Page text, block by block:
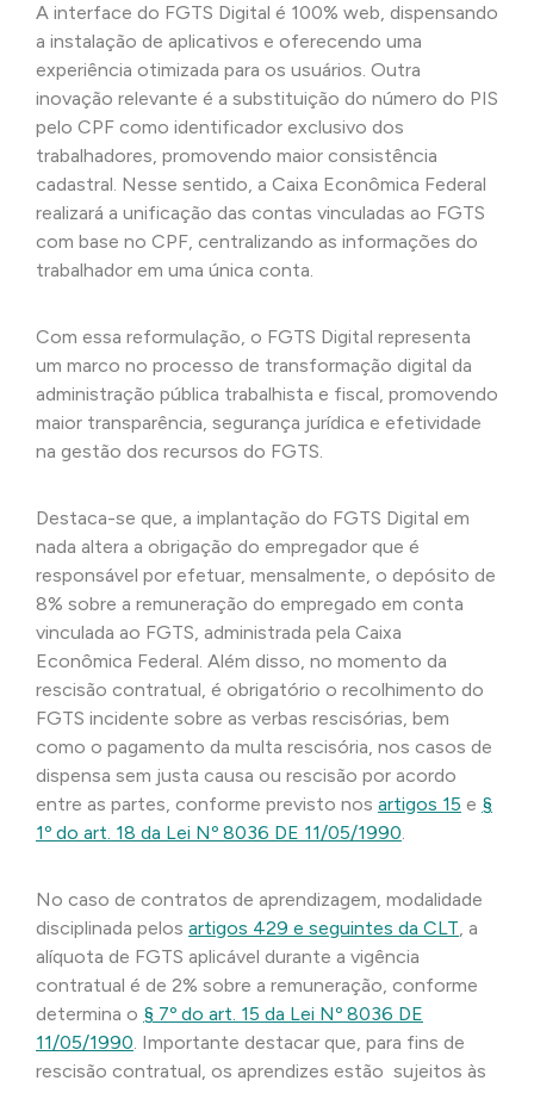
A interface do FGTS Digital é 100% web, dispensando
a instalação de aplicativos e oferecendo uma
experiência otimizada para os usuários. Outra
inovação relevante é a substituição do número do PIS
pelo CPF como identificador exclusivo dos
trabalhadores, promovendo maior consistência
cadastral. Nesse sentido, a Caixa Econômica Federal
realizará a unificação das contas vinculadas ao FGTS
com base no CPF, centralizando as informações do
trabalhador em uma única conta.
Com essa reformulação, o FGTS Digital representa
um marco no processo de transformação digital da
administração pública trabalhista e fiscal, promovendo
maior transparência, segurança jurídica e efetividade
na gestão dos recursos do FGTS.
Destaca-se que, a implantação do FGTS Digital em
nada altera a obrigação do empregador que é
responsável por efetuar, mensalmente, o depósito de
8% sobre a remuneração do empregado em conta
vinculada ao FGTS, administrada pela Caixa
Econômica Federal. Além disso, no momento da
rescisão contratual, é obrigatório o recolhimento do
FGTS incidente sobre as verbas rescisórias, bem
como o pagamento da multa rescisória, nos casos de
dispensa sem justa causa ou rescisão por acordo
entre as partes, conforme previsto nos artigos 15 e §
1º do art. 18 da Lei Nº 8036 DE 11/05/1990.
No caso de contratos de aprendizagem, modalidade
disciplinada pelos artigos 429 e seguintes da CLT, a
alíquota de FGTS aplicável durante a vigência
contratual é de 2% sobre a remuneração, conforme
determina o § 7º do art. 15 da Lei Nº 8036 DE
11/05/1990. Importante destacar que, para fins de
rescisão contratual, os aprendizes estão sujeitos às